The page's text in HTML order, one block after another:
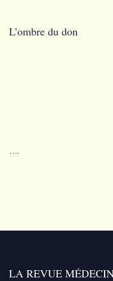
L’ombre du don
….
LA REVUE